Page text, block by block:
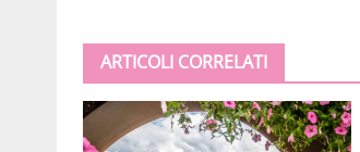
ARTICOLI CORRELATI